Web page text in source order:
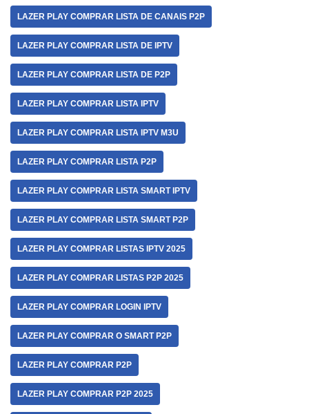
LAZER PLAY COMPRAR LISTA DE CANAIS P2P
LAZER PLAY COMPRAR LISTA DE IPTV
LAZER PLAY COMPRAR LISTA DE P2P
LAZER PLAY COMPRAR LISTA IPTV
LAZER PLAY COMPRAR LISTA IPTV M3U
LAZER PLAY COMPRAR LISTA P2P
LAZER PLAY COMPRAR LISTA SMART IPTV
LAZER PLAY COMPRAR LISTA SMART P2P
LAZER PLAY COMPRAR LISTAS IPTV 2025
LAZER PLAY COMPRAR LISTAS P2P 2025
LAZER PLAY COMPRAR LOGIN IPTV
LAZER PLAY COMPRAR O SMART P2P
LAZER PLAY COMPRAR P2P
LAZER PLAY COMPRAR P2P 2025